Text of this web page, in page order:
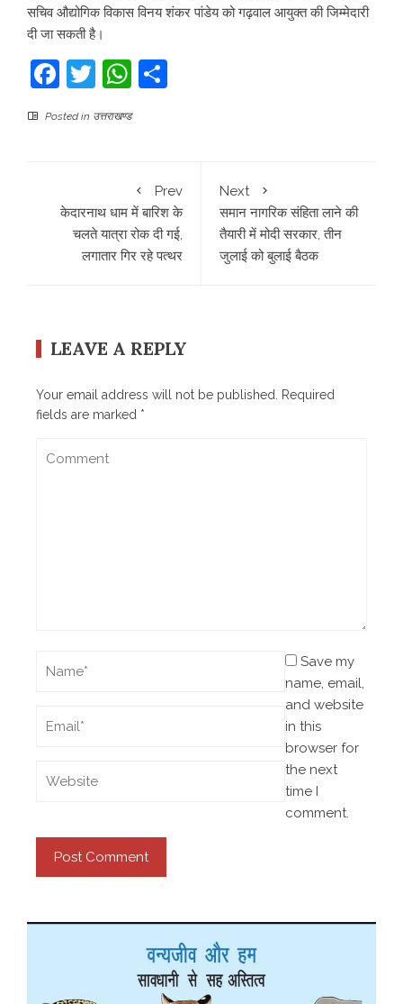
सचिव औद्योगिक विकास विनय शंकर पांडेय को गढ़वाल आयुक्त की जिम्मेदारी
दी जा सकती है।
Facebook
TwitterWhatsApp
Posted in उत्तराखण्ड
Prev
केदारनाथ धाम में बारिश के
चलते यात्रा रोक दी गई,
लगातार गिर रहे पत्‍थर
Next
समान नागरिक संहिता लाने की
तैयारी में मोदी सरकार, तीन
जुलाई को बुलाई बैठक
LEAVE A REPLY
Your email address will not be published.
Required
fields are marked *
Save my
name, email,
and website
in this
browser for
the next
time I
comment.